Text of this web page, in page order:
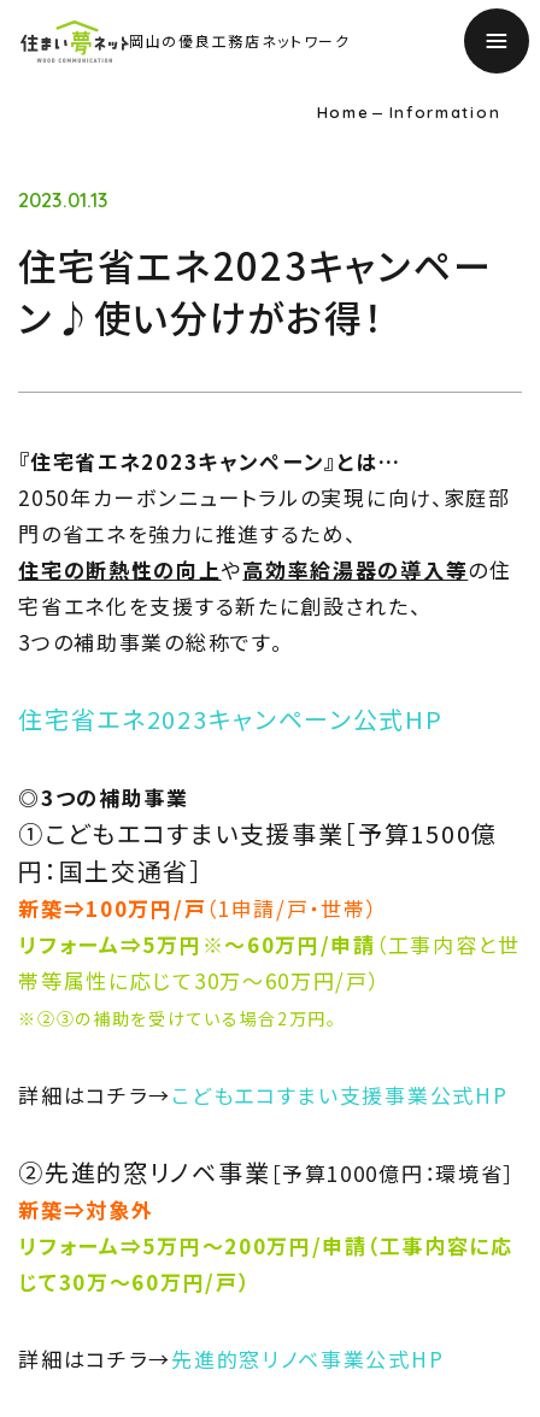
岡山の優良工務店ネットワーク
TOP
住まい夢ネットとは
Concept
ウッド・コミュ二ケーション
Philosophy
Members
Project
私たちの取り組み
Information
Home Information
2023.01.13
住宅省エネ2023キャンペー
ン♪使い分けがお得！
『住宅省エネ2023キャンペーン』とは…
2050年カーボンニュートラルの実現に向け、家庭部
門の省エネを強力に推進するため、
住宅の断熱性の向上や高効率給湯器の導入等の住
宅省エネ化を支援する新たに創設された、
3つの補助事業の総称です。
住宅省エネ2023キャンペーン公式HP
◎3つの補助事業
①こどもエコすまい支援事業［予算1500億
円：国土交通省］
新築⇒100万円/戸 （1申請/戸・世帯）
リフォーム⇒5万円 ※～60万円/申請 （工事内容と世
帯等属性に応じて30万～60万円/戸）
※②③の補助を受けている場合2万円。
詳細はコチラ→こどもエコすまい支援事業公式HP
②先進的窓リノベ事業 ［予算1000億円：環境省］
新築⇒対象外
リフォーム⇒5万円～200万円/申請（工事内容に応
じて30万～60万円/戸）
詳細はコチラ→先進的窓リノベ事業公式HP